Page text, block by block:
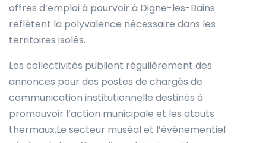
offres d’emploi à pourvoir à Digne-les-Bains
reflètent la polyvalence nécessaire dans les
territoires isolés.
Les collectivités publient régulièrement des
annonces pour des postes de chargés de
communication institutionnelle destinés à
promouvoir l’action municipale et les atouts
thermaux.Le secteur muséal et l’événementiel